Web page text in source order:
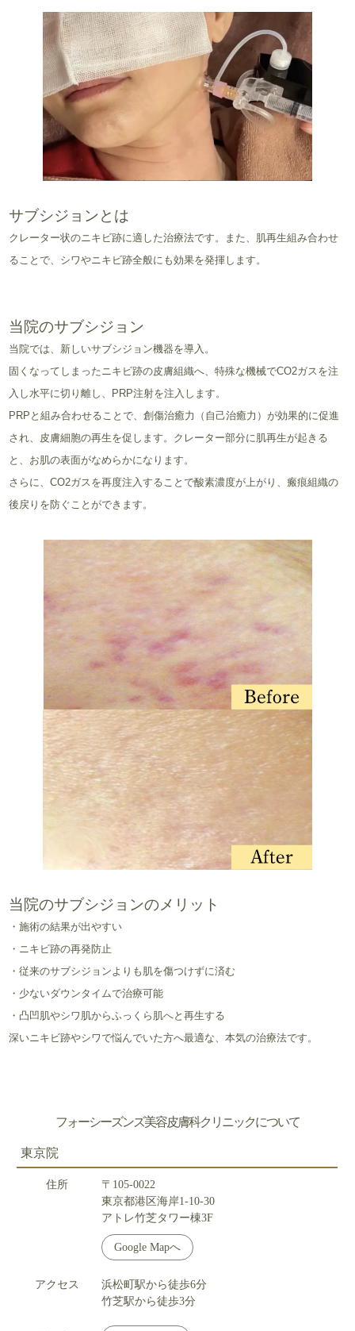
サブシジョンとは
クレーター状のニキビ跡に適した治療法です。また、肌再生組み合わせ
ることで、シワやニキビ跡全般にも効果を発揮します。
当院のサブシジョン
当院では、新しいサブシジョン機器を導入。
固くなってしまったニキビ跡の皮膚組織へ、特殊な機械でCO2ガスを注
入し水平に切り離し、PRP注射を注入します。
PRPと組み合わせることで、創傷治癒力（自己治癒力）が効果的に促進
され、皮膚細胞の再生を促します。クレーター部分に肌再生が起きる
と、お肌の表面がなめらかになります。
さらに、CO2ガスを再度注入することで酸素濃度が上がり、瘢痕組織の
後戻りを防ぐことができます。
当院のサブシジョンのメリット
・施術の結果が出やすい
・ニキビ跡の再発防止
・従来のサブシジョンよりも肌を傷つけずに済む
・少ないダウンタイムで治療可能
・凸凹肌やシワ肌からふっくら肌へと再生する
深いニキビ跡やシワで悩んでいた方へ最適な、本気の治療法です。
フォーシーズンズ美容皮膚科クリニックについて
東京院
住所
〒105-0022
東京都港区海岸1-10-30
アトレ竹芝タワー棟3F
Google Mapへ
アクセス
浜松町駅から徒歩6分
竹芝駅から徒歩3分